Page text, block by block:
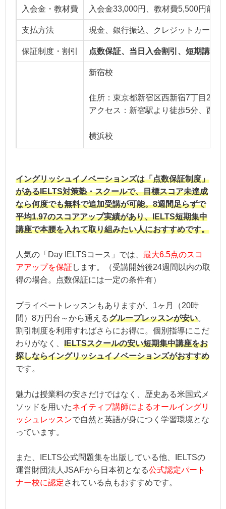
入会金・教材費 入会金33,000円、教材費5,500円前後
支払方法 現金、銀行振込、クレジットカード
保証制度・割引 点数保証、当日入会割引、短期講習
教室・営業時間
新宿校
住所：東京都新宿区西新宿7丁目
アクセス：新宿駅より徒歩5分、西
横浜校
アクセス：横浜校より徒歩7分
大阪校
住所：大阪府大阪市北区梅田1-3-1
※オンライン受講可能
イングリッシュイノベーションズは「点数保証制度」
があるIELTS対策塾・スクールで、目標スコア未達成
なら何度でも無料で追加受講が可能。8週間足らずで
平均1.97のスコアアップ実績があり、IELTS短期集中
講座で本腰を入れて取り組みたい人におすすめです。
人気の「Day IELTSコース」では、 最大6.5点のスコ
アアップを保証 します。（受講開始後24週間以内の取
得の場合。点数保証には一定の条件有）
プライベートレッスンもありますが、1ヶ月（20時
間）8万円台～から通えるグループレッスンが安い。
割引制度を利用すればさらにお得に。個別指導にこだ
わりがなく、 IELTSスクールの安い短期集中講座をお
探しならイングリッシュイノベーションズがおすすめ
です。
魅力は授業料の安さだけではなく、歴史ある米国式メ
ソッドを用いたネイティブ講師によるオールイングリ
ッシュレッスンで自然と英語が身につく学習環境とな
っています。
また、IELTS公式問題集を出版している他、IELTSの
運営財団法人JSAFから日本初となる公式認定パート
ナー校に認定されている点もおすすめです。